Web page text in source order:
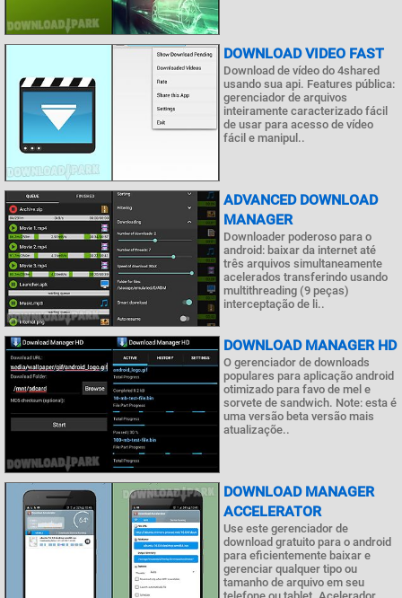
DOWNLOAD VIDEO FAST
Download de vídeo do 4shared
usando sua api. Features pública:
gerenciador de arquivos
inteiramente caracterizado fácil
de usar para acesso de vídeo
fácil e manipul..
ADVANCED DOWNLOAD
MANAGER
Downloader poderoso para o
android: baixar da internet até
três arquivos simultaneamente
acelerados transferindo usando
multithreading (9 peças)
interceptação de li..
DOWNLOAD MANAGER HD
O gerenciador de downloads
populares para aplicação android
otimizado para favo de mel e
sorvete de sandwich. Note: esta é
uma versão beta versão mais
atualizaçõe..
DOWNLOAD MANAGER
ACCELERATOR
Use este gerenciador de
download gratuito para o android
para eficientemente baixar e
gerenciar qualquer tipo ou
tamanho de arquivo em seu
telefone ou tablet. Acelerador..